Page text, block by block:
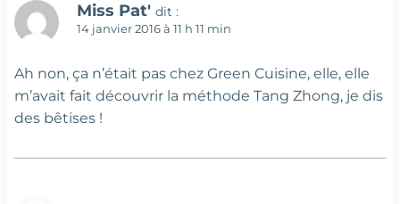
Miss Pat' dit :
14 janvier 2016 à 11 h 11 min
Ah non, ça n’était pas chez Green Cuisine, elle, elle
m’avait fait découvrir la méthode Tang Zhong, je dis
des bêtises !